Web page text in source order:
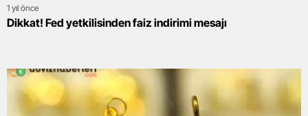
1 yıl önce
Dikkat! Fed yetkilisinden faiz indirimi mesajı